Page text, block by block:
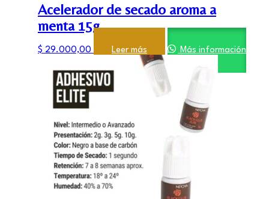
Acelerador de secado aroma a
menta 15g
$ 29.000,00 Leer más Más información